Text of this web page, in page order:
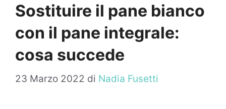
Sostituire il pane bianco
con il pane integrale:
cosa succede
23 Marzo 2022 di Nadia Fusetti